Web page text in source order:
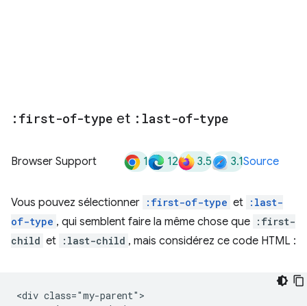
:first-of-type et :last-of-type
Browser Support 1 12 3.5 3.1Source
Vous pouvez sélectionner :first-of-type et :last-
of-type , qui semblent faire la même chose que :first-
child et :last-child , mais considérez ce code HTML :
<div class="my-parent">